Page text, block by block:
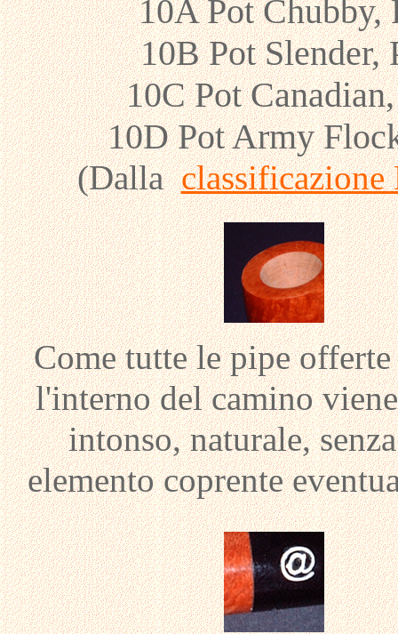
10A Pot Chubby,
10B Pot Slender,
10C Pot
10D Pot Army
(Dallaclassificazione
Come tutte le pipe
l'interno del camino
intonso, naturale,
elemento coprente